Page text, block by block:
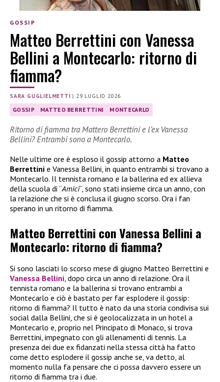
GOSSIP
Matteo Berrettini con Vanessa
Bellini a Montecarlo: ritorno di
fiamma?
SARA GUGLIELMETTI | 29 LUGLIO 2026
GOSSIP MATTEO BERRETTINI MONTECARLO
Ritorno di fiamma tra Mattero Berrettini e l’ex Vanessa
Bellini? Entrambi sono a Montecarlo.
Nelle ultime ore è esploso il gossip attorno a Matteo
Berrettini e Vanessa Bellini, in quanto entrambi si trovano a
Montecarlo. Il tennista romano e la ballerina ed ex allieva
della scuola di “Amici“, sono stati insieme circa un anno, con
la relazione che si è conclusa il giugno scorso. Ora i fan
sperano in un ritorno di fiamma.
Matteo Berrettini con Vanessa Bellini a
Montecarlo: ritorno di fiamma?
Si sono lasciati lo scorso mese di giugno Matteo Berrettini e
Vanessa Bellini , dopo circa un anno di relazione. Ora il
tennista romano e la ballerina si trovano entrambi a
Montecarlo e ciò è bastato per far esplodere il gossip:
ritorno di fiamma? Il tutto è nato da una storia condivisa sui
social dalla Bellini, che si è geolocalizzata in un hotel a
Montecarlo e, proprio nel Principato di Monaco, si trova
Berrettini, impegnato con gli allenamenti di tennis. La
presenza dei due ex fidanzati nella stessa città ha fatto
come detto esplodere il gossip anche se, va detto, al
momento nulla fa pensare che ci possa davvero essere un
ritorno di fiamma tra i due.